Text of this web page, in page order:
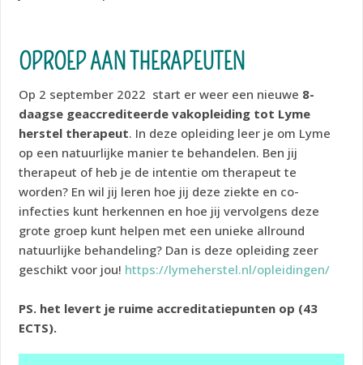
OPROEP AAN THERAPEUTEN
Op 2 september 2022 start er weer een nieuwe 8-
daagse geaccrediteerde vakopleiding tot Lyme
herstel therapeut. In deze opleiding leer je om Lyme
op een natuurlijke manier te behandelen. Ben jij
therapeut of heb je de intentie om therapeut te
worden? En wil jij leren hoe jij deze ziekte en co-
infecties kunt herkennen en hoe jij vervolgens deze
grote groep kunt helpen met een unieke allround
natuurlijke behandeling? Dan is deze opleiding zeer
geschikt voor jou! https://lymeherstel.nl/opleidingen/
PS. het levert je ruime accreditatiepunten op (43
ECTS).